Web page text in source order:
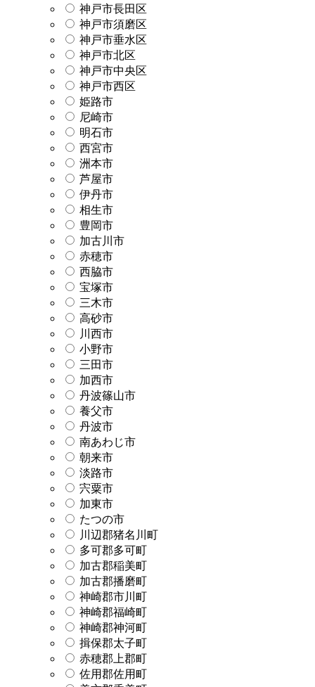
神戸市長田区
神戸市須磨区
神戸市垂水区
神戸市北区
神戸市中央区
神戸市西区
姫路市
尼崎市
明石市
西宮市
洲本市
芦屋市
伊丹市
相生市
豊岡市
加古川市
赤穂市
西脇市
宝塚市
三木市
高砂市
川西市
小野市
三田市
加西市
丹波篠山市
養父市
丹波市
南あわじ市
朝来市
淡路市
宍粟市
加東市
たつの市
川辺郡猪名川町
多可郡多可町
加古郡稲美町
加古郡播磨町
神崎郡市川町
神崎郡福崎町
神崎郡神河町
揖保郡太子町
赤穂郡上郡町
佐用郡佐用町